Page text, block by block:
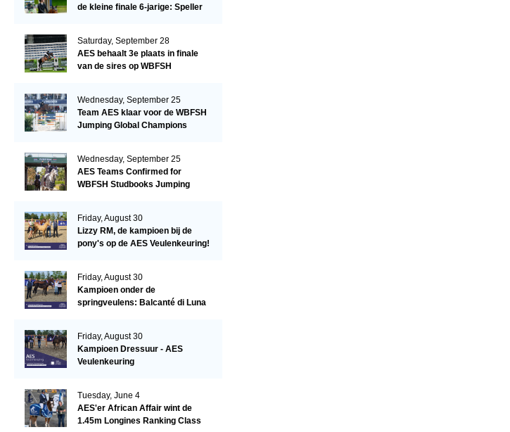
de kleine finale 6-jarige: Speller
Saturday, September 28
AES behaalt 3e plaats in finale
van de sires op WBFSH
Wednesday, September 25
Team AES klaar voor de WBFSH
Jumping Global Champions
Wednesday, September 25
AES Teams Confirmed for
WBFSH Studbooks Jumping
Friday, August 30
Lizzy RM, de kampioen bij de
pony's op de AES Veulenkeuring!
Friday, August 30
Kampioen onder de
springveulens: Balcanté di Luna
Friday, August 30
Kampioen Dressuur - AES
Veulenkeuring
Tuesday, June 4
AES'er African Affair wint de
1.45m Longines Ranking Class